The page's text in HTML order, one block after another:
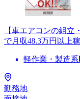
【車エアコンの組立
で月収48.3万円以上
軽作業・製造系
勤務地